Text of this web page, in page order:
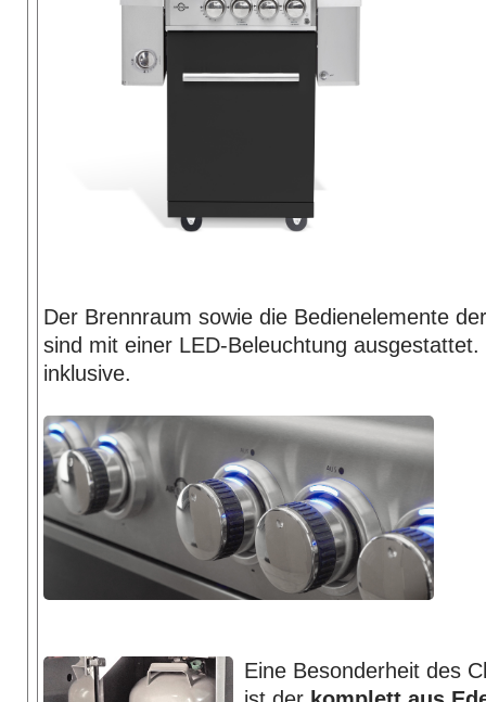
Der Brennraum sowie die Bedienelemente
sind mit einer LED-Beleuchtung
inklusive.
Eine Besonderheit des